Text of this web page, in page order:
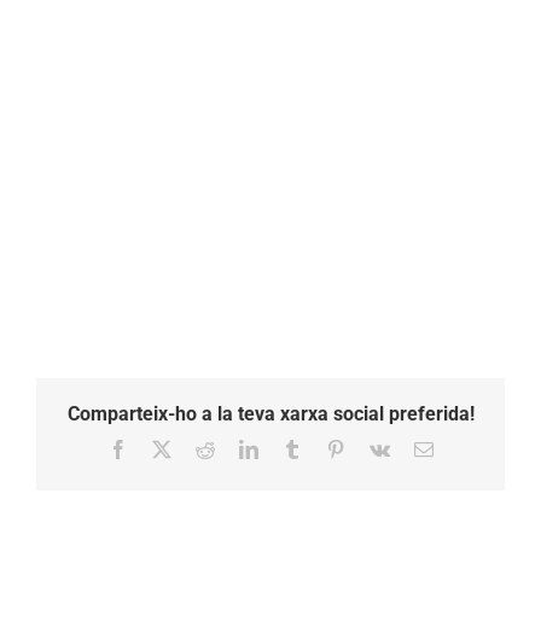
Comparteix-ho a la teva xarxa social preferida!
Facebook RedditLinkedInTumblr Pinterest
Vk Email: